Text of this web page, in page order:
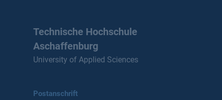
Technische Hochschule
Aschaffenburg
University of Applied Sciences
Postanschrift